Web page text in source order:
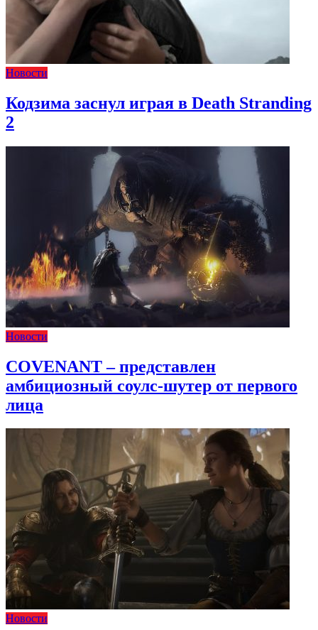
Новости
Кодзима заснул играя в Death Stranding
2
Новости
COVENANT – представлен
амбициозный соулс-шутер от первого
лица
Новости